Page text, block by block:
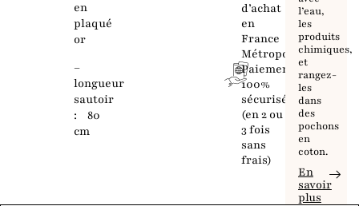
en
plaqué
or
–
longueur
sautoir
: 80
cm
d’achat
en
France
Métropolitaine
Paiement
100%
sécurisé
(en 2 ou
3 fois
sans
frais)
l’eau,
les
produits
chimiques,
et
rangez-
les
dans
des
pochons
en
coton.
En
savoir
plus